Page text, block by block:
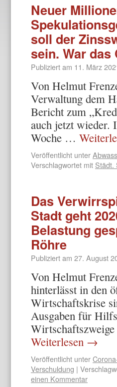
Neuer
soll der
sein. War
Publiziert am 11. März
Von Helmut
Verwaltung dem
Bericht zum
auch jetzt wieder.
Woche …
Veröffentlicht unter
Verschlagwortet mit Städt.
Das
Stadt geht
Belastung
Röhre
Publiziert am 27. August
Von Helmut
hinterlässt in den
Wirtschaftskrise
Ausgaben für
Weiterlesen →
Veröffentlicht unter
Verschuldung |
einen Kommentar